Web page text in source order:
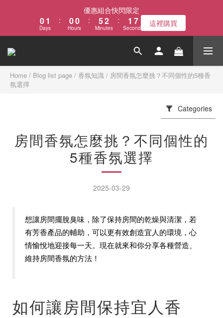
優惠組合快閃限定
01
0
Days
:
00
Hours
:
6
5
4
1
0
3
2
1
Minutes
:
2
1
0
7
6
5
3
2
1
Seconds 這裡購買
Home / Blog list page / 香氛知識 / 房間香氛怎麼挑？不同個性的5種香
氛選擇
Categories
房間香氛怎麼挑？不同個性的
5種香氛選擇
2025-03-29
想讓房間擺脫臭味，除了保持房間的乾燥與清潔，若
有芳香產品的輔助，可以更有效創造宜人的環境，心
情愉悅地迎接每一天。現在就來和你分享各種營造、
維持房間香氛的方法！
如何讓房間保持宜人香